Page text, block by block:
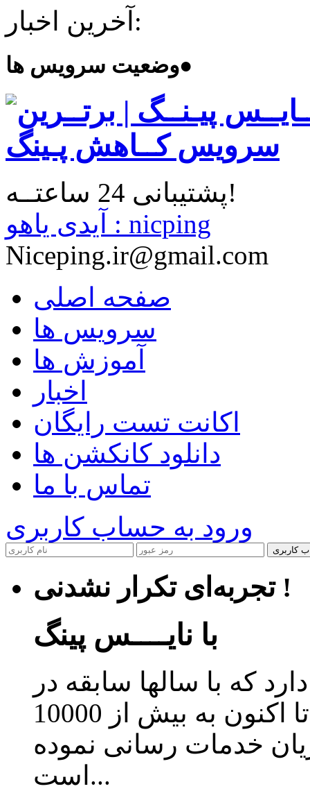
آخرین اخبار:
وضعیت سرویس ها●
پشتیبانی 24 ساعتــه!
آیدی یاهو : nicping
Niceping.ir@gmail.com
صفحه اصلی
سرویس ها
آموزش ها
اخبار
اکانت تست رایگان
دانلود کانکشن ها
تماس با ما
ورود به حساب کاربری
کاربری
تجربه‌ای تکرار نشدنی !
با نایــــس پینگ
که با سالها سابقه در
زمینه ارائه سرویس کاهش پینگ تا اکنون به بیش از 10000
خدمات رسانی نموده
است...